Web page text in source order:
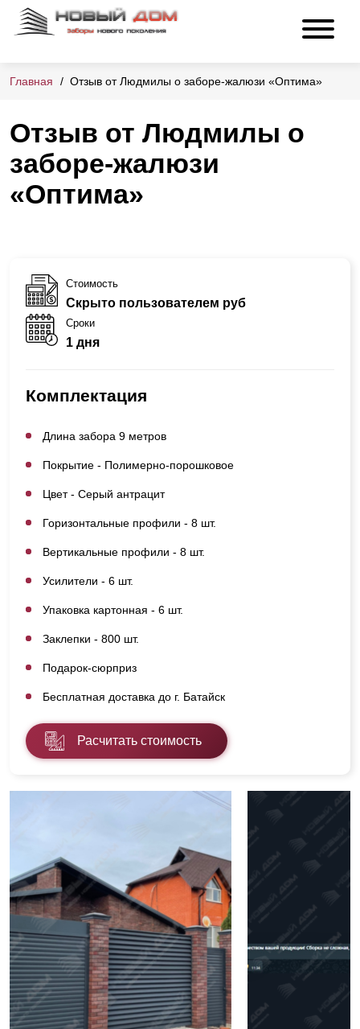
Главная Отзыв от Людмилы о заборе-жалюзи «Оптима»
Отзыв от Людмилы о
заборе-жалюзи
«Оптима»
Стоимость
Скрыто пользователем руб
Сроки
1 дня
Комплектация
Длина забора 9 метров
Покрытие - Полимерно-порошковое
Цвет - Серый антрацит
Горизонтальные профили - 8 шт.
Вертикальные профили - 8 шт.
Усилители - 6 шт.
Упаковка картонная - 6 шт.
Заклепки - 800 шт.
Подарок-сюрприз
Бесплатная доставка до г. Батайск
Расчитать стоимость